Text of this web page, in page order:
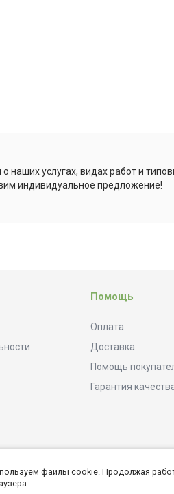
наших услугах, видах работ и
индивидуальное предложение!
Помощь
Оплата
Доставка
Помощь
Гарантия
файлы cookie. Продолжая